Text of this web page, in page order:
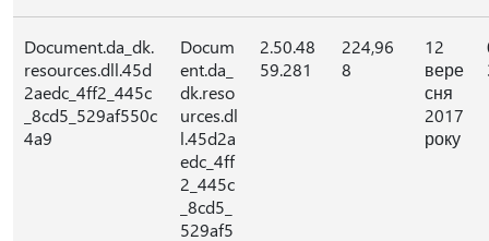
Document.da_dk.
resources.dll.45d
2aedc_4ff2_445c
_8cd5_529af550c
4a9
Docum
ent.da_
dk.reso
urces.dl
l.45d2a
edc_4ff
2_445c
_8cd5_
529af5
2.50.48
59.281
224,96
8
12
вере
сня
2017
року